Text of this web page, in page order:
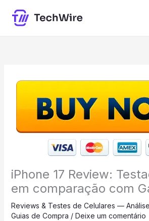
para
iPhone 17 Review:
em comparação com
Reviews & Testes de Celulares —
Guias de Compra / Deixe um comentário